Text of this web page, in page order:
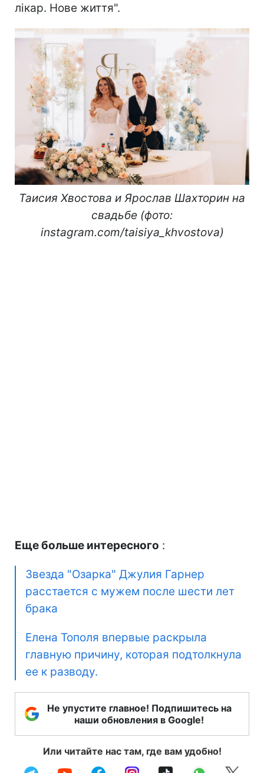
лікар. Нове життя".
Таисия Хвостова и Ярослав Шахторин на
свадьбе (фото:
instagram.com/taisiya_khvostova)
Еще больше интересного :
Звезда "Озарка" Джулия Гарнер
расстается с мужем после шести лет
брака
Елена Тополя впервые раскрыла
главную причину, которая подтолкнула
ее к разводу.
Не упустите главное! Подпишитесь на
наши обновления в Google!
Или читайте нас там, где вам удобно!